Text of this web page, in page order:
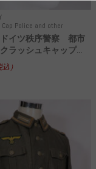
Police and other
イツ秩序警察 都市
ラッシュキャップ...
込）